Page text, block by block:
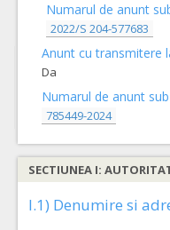
Numarul de anunt
2022/S 204-577683
Anunt cu transmitere
Da
Numarul de anunt
785449-2024
SECTIUNEA I:
I.1) Denumire si